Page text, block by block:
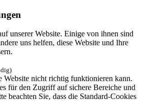
unserer Website. Einige von ihnen sind
uns helfen, diese Website und Ihre
Website nicht richtig funktionieren kann.
für den Zugriff auf sichere Bereiche und
beachten Sie, dass die Standard-Cookies